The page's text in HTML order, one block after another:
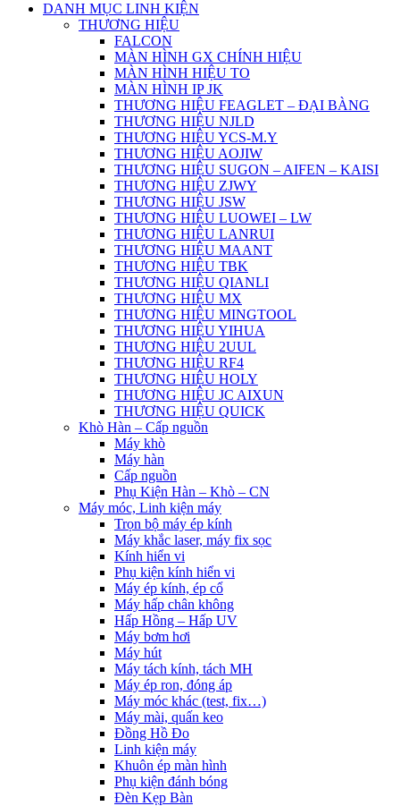
DANH MỤC LINH KIỆN
THƯƠNG HIỆU
FALCON
MÀN HÌNH GX CHÍNH HIỆU
MÀN HÌNH HIỆU TO
MÀN HÌNH IP JK
THƯƠNG HIỆU FEAGLET – ĐẠI BÀNG
THƯƠNG HIỆU NJLD
THƯƠNG HIỆU YCS-M.Y
THƯƠNG HIỆU AOJIW
THƯƠNG HIỆU SUGON – AIFEN – KAISI
THƯƠNG HIỆU ZJWY
THƯƠNG HIỆU JSW
THƯƠNG HIỆU LUOWEI – LW
THƯƠNG HIỆU LANRUI
THƯƠNG HIỆU MAANT
THƯƠNG HIỆU TBK
THƯƠNG HIỆU QIANLI
THƯƠNG HIỆU MX
THƯƠNG HIỆU MINGTOOL
THƯƠNG HIỆU YIHUA
THƯƠNG HIỆU 2UUL
THƯƠNG HIỆU RF4
THƯƠNG HIỆU HOLY
THƯƠNG HIỆU JC AIXUN
THƯƠNG HIỆU QUICK
Khò Hàn – Cấp nguồn
Máy khò
Máy hàn
Cấp nguồn
Phụ Kiện Hàn – Khò – CN
Máy móc, Linh kiện máy
Trọn bộ máy ép kính
Máy khắc laser, máy fix sọc
Kính hiển vi
Phụ kiện kính hiển vi
Máy ép kính, ép cổ
Máy hấp chân không
Hấp Hồng – Hấp UV
Máy bơm hơi
Máy hút
Máy tách kính, tách MH
Máy ép ron, đóng áp
Máy móc khác (test, fix…)
Máy mài, quấn keo
Đồng Hồ Đo
Linh kiện máy
Khuôn ép màn hình
Phụ kiện đánh bóng
Đèn Kẹp Bàn